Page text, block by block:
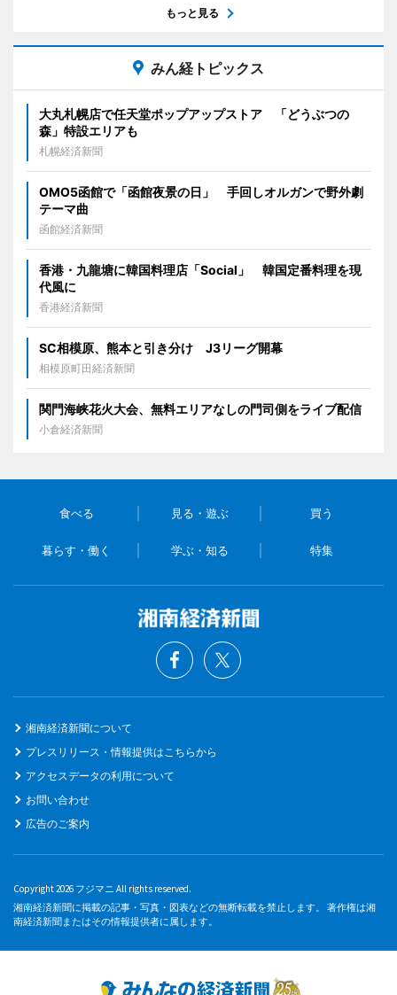
もっと見る
みん経トピックス
大丸札幌店で任天堂ポップアップストア 「どうぶつの
森」特設エリアも
札幌経済新聞
OMO5函館で「函館夜景の日」 手回しオルガンで野外劇
テーマ曲
函館経済新聞
香港・九龍塘に韓国料理店「Social」 韓国定番料理を現
代風に
香港経済新聞
SC相模原、熊本と引き分け J3リーグ開幕
相模原町田経済新聞
関門海峡花火大会、無料エリアなしの門司側をライブ配信
小倉経済新聞
食べる 見る・遊ぶ 買う
暮らす・働く 学ぶ・知る 特集
湘南経済新聞について
プレスリリース・情報提供はこちらから
アクセスデータの利用について
お問い合わせ
広告のご案内
Copyright 2026 フジマニ All rights reserved.
湘南経済新聞に掲載の記事・写真・図表などの無断転載を禁止します。 著作権は湘
南経済新聞またはその情報提供者に属します。